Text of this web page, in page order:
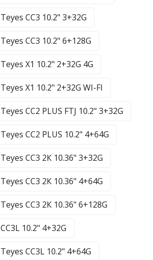
Teyes CC3 10.2" 3+32G
Teyes CC3 10.2" 6+128G
Teyes X1 10.2" 2+32G 4G
Teyes X1 10.2" 2+32G WI-FI
Teyes CC2 PLUS FTJ 10.2" 3+32G
Teyes CC2 PLUS 10.2" 4+64G
Teyes CC3 2К 10.36" 3+32G
Teyes CC3 2К 10.36" 4+64G
Teyes CC3 2К 10.36" 6+128G
CC3L 10.2" 4+32G
Teyes CC3L 10.2" 4+64G